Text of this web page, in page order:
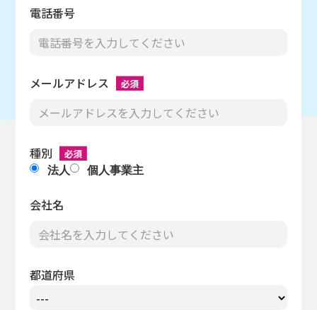
電話番号
メールアドレス
種別
法人 個人事業主
会社名
都道府県